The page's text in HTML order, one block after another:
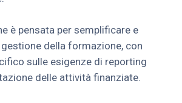
è pensata per semplificare e
della formazione, con
sulle esigenze di reporting
delle attività finanziate.